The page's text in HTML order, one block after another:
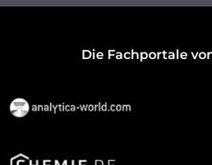
Die Fachportale